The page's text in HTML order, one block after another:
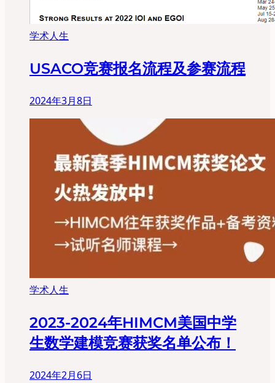
学术人生
USACO竞赛报名流程及参赛流程
2024年3月8日
学术人生
2023-2024年HIMCM美国中学
生数学建模竞赛获奖名单公布！
2024年2月6日